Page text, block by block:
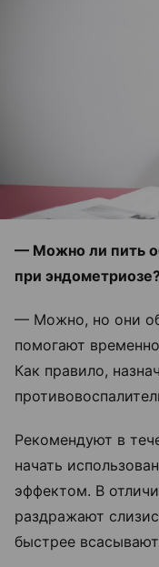
— Можно ли пить
при
— Можно, но они
помогают
Как правило,
Рекомендуют в
начать
эффектом. В
раздражают
быстрее